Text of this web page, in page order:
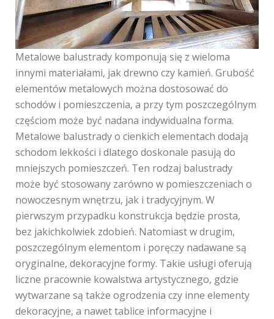
Metalowe balustrady komponują się z wieloma
innymi materiałami, jak drewno czy kamień. Grubość
elementów metalowych można dostosować do
schodów i pomieszczenia, a przy tym poszczególnym
częściom może być nadana indywidualna forma.
Metalowe balustrady o cienkich elementach dodają
schodom lekkości i dlatego doskonale pasują do
mniejszych pomieszczeń. Ten rodzaj balustrady
może być stosowany zarówno w pomieszczeniach o
nowoczesnym wnętrzu, jak i tradycyjnym. W
pierwszym przypadku konstrukcja będzie prosta,
bez jakichkolwiek zdobień. Natomiast w drugim,
poszczególnym elementom i poręczy nadawane są
oryginalne, dekoracyjne formy. Takie usługi oferują
liczne pracownie kowalstwa artystycznego, gdzie
wytwarzane są także ogrodzenia czy inne elementy
dekoracyjne, a nawet tablice informacyjne i